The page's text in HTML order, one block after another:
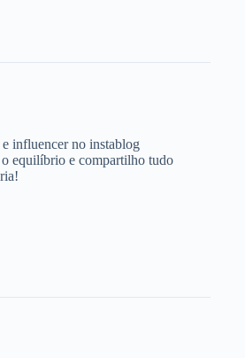
influencer no instablog
equilíbrio e compartilho tudo